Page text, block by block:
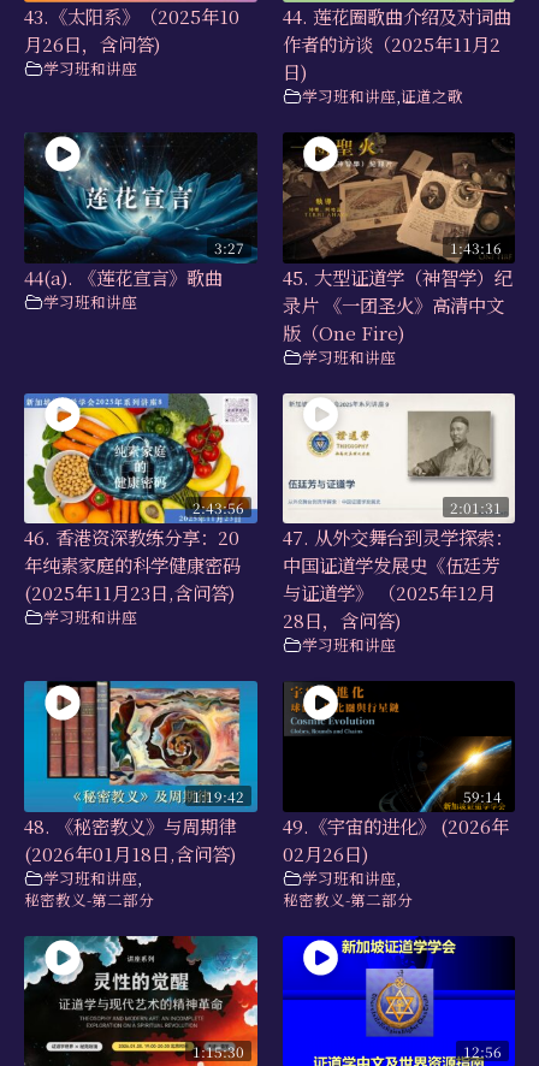
43.《太阳系》（2025年10
月26日，含问答)
学习班和讲座
44. 莲花圈歌曲介绍及对词曲
作者的访谈（2025年11月2
日)
学习班和讲座, 证道之歌
3:27
44(a). 《莲花宣言》歌曲
学习班和讲座
1:43:16
45. 大型证道学（神智学）纪
录片 《一团圣火》高清中文
版（One Fire)
学习班和讲座
2:43:56
46. 香港资深教练分享：20
年纯素家庭的科学健康密码
(2025年11月23日,含问答)
学习班和讲座
2:01:31
47. 从外交舞台到灵学探索：
中国证道学发展史《伍廷芳
与证道学》 （2025年12月
28日，含问答)
学习班和讲座
1:19:42
48. 《秘密教义》与周期律
(2026年01月18日,含问答)
学习班和讲座,
秘密教义-第二部分
59:14
49.《宇宙的进化》 (2026年
02月26日)
学习班和讲座,
秘密教义-第二部分
1:15:30 12:56